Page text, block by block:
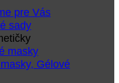
pre Vás
sady
masky
Gélové